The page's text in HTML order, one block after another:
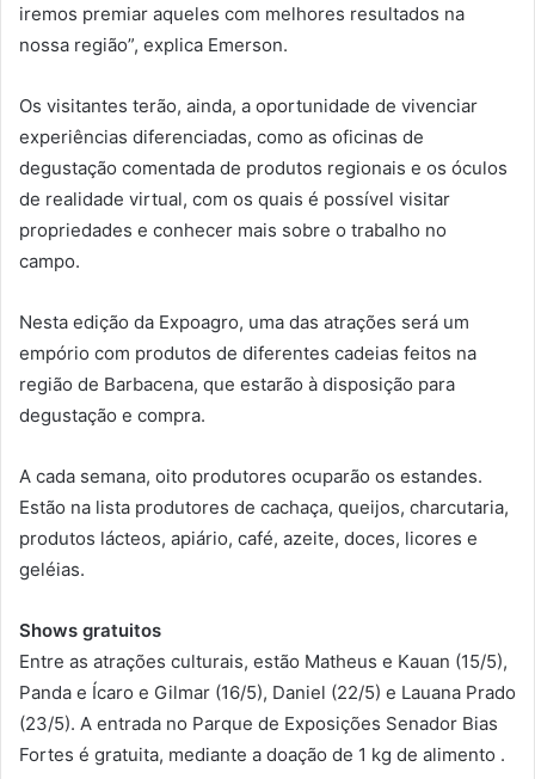
iremos premiar aqueles com melhores resultados na
nossa região”, explica Emerson.
Os visitantes terão, ainda, a oportunidade de vivenciar
experiências diferenciadas, como as oficinas de
degustação comentada de produtos regionais e os óculos
de realidade virtual, com os quais é possível visitar
propriedades e conhecer mais sobre o trabalho no
campo.
Nesta edição da Expoagro, uma das atrações será um
empório com produtos de diferentes cadeias feitos na
região de Barbacena, que estarão à disposição para
degustação e compra.
A cada semana, oito produtores ocuparão os estandes.
Estão na lista produtores de cachaça, queijos, charcutaria,
produtos lácteos, apiário, café, azeite, doces, licores e
geléias.
Shows gratuitos
Entre as atrações culturais, estão Matheus e Kauan (15/5),
Panda e Ícaro e Gilmar (16/5), Daniel (22/5) e Lauana Prado
(23/5). A entrada no Parque de Exposições Senador Bias
Fortes é gratuita, mediante a doação de 1 kg de alimento .